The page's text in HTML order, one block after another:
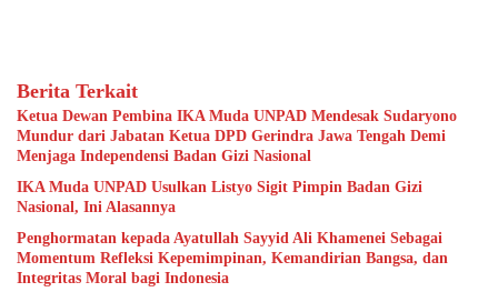
Berita Terkait
Ketua Dewan Pembina IKA Muda UNPAD Mendesak Sudaryono
Mundur dari Jabatan Ketua DPD Gerindra Jawa Tengah Demi
Menjaga Independensi Badan Gizi Nasional
IKA Muda UNPAD Usulkan Listyo Sigit Pimpin Badan Gizi
Nasional, Ini Alasannya
Penghormatan kepada Ayatullah Sayyid Ali Khamenei Sebagai
Momentum Refleksi Kepemimpinan, Kemandirian Bangsa, dan
Integritas Moral bagi Indonesia